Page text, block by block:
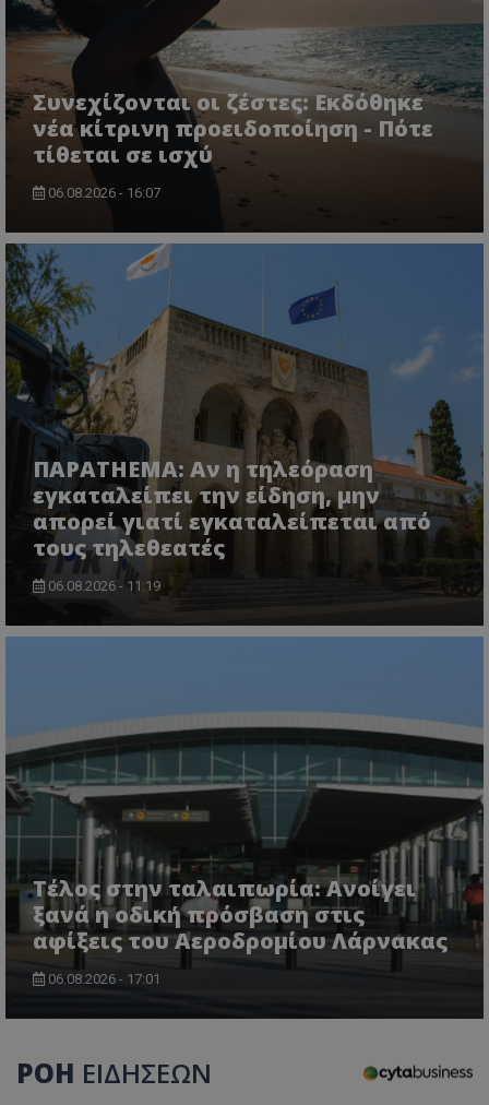
Συνεχίζονται οι ζέστες: Εκδόθηκε
νέα κίτρινη προειδοποίηση - Πότε
τίθεται σε ισχύ
06.08.2026 - 16:07
ΠΑΡΑTHEMA: Αν η τηλεόραση
εγκαταλείπει την είδηση, μην
απορεί γιατί εγκαταλείπεται από
τους τηλεθεατές
06.08.2026 - 11:19
Τέλος στην ταλαιπωρία: Ανοίγει
ξανά η οδική πρόσβαση στις
αφίξεις του Αεροδρομίου Λάρνακας
06.08.2026 - 17:01
ΡΟΗ ΕΙΔΗΣΕΩΝ